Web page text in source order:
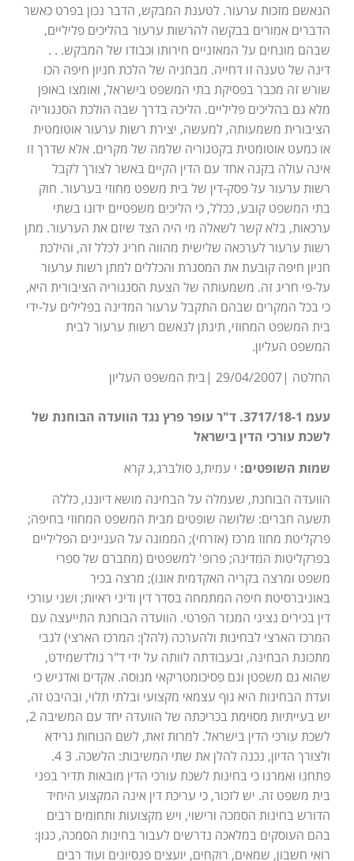
הנאשם מזכות ערעור. לטענת המבקש, הדבר נכון בפרט כאשר
הדברים אמורים בבקשה להרשות ערעור בהליכים פליליים,
שבהם מונחים על המאזניים חירותו וכבודו של המבקש. . .
דינה של טענה זו דחייה. מבחניה של הלכת חניון חיפה הכו
שורש זה מכבר בפסיקת בתי המשפט בישראל, ואומצו באופן
מלא גם בהליכים פליליים. הליכה בדרך שבה הולכת הסנגוריה
הציבורית משמעותה, למעשה, יצירת רשות ערעור אוטומטית
או כמעט אוטומטית בקטגוריה שלמה של מקרים. אלא שדרך זו
אינה עולה בקנה אחד עם הדין הקיים באשר לצורך לקבל
רשות ערעור על פסק-דין של בית משפט מחוזי בערעור. חוק
בתי המשפט קובע, ככלל, כי הליכים משפטיים ידונו בשתי
ערכאות, בלא קשר לשאלה מי היה הצד שיזם את הערעור. מתן
רשות ערעור לערכאה שלישית מהווה חריג לכלל זה, והילכת
חניון חיפה קובעת את המסגרת והכללים למתן רשות ערעור
על-פי חריג זה. משמעותה של הצעת הסנגוריה הציבורית היא,
כי בכל המקרים שבהם התקבל ערעור המדינה בפלילים על-ידי
בית המשפט המחוזי, תינתן לנאשם רשות ערעור לבית
המשפט העליון.
החלטה |29/04/2007 |בית המשפט העליון
עעמ 3717/18-1. ד"ר עופר פרץ נגד הוועדה הבוחנת של
לשכת עורכי הדין בישראל
שמות השופטים: י עמית,נ סולברג,ג קרא
הוועדה הבוחנת, שעמלה על הבחינה מושא דיוננו, כללה
תשעה חברים: שלושה שופטים מבית המשפט המחוזי בחיפה;
פרקליטת מחוז מרכז (אזרחי); הממונה על העניינים הפליליים
בפרקליטות המדינה; פרופ' למשפטים (מחברם של ספרי
משפט ומרצה בקריה האקדמית אונו); מרצה בכיר
באוניברסיטת חיפה המתמחה בסדר דין ודיני ראיות; ושני עורכי
דין בכירים נציגי המגזר הפרטי. הוועדה הבוחנת התייעצה עם
המרכז הארצי לבחינות ולהערכה (להלן: המרכז הארצי) לגבי
מתכונת הבחינה, ובעבודתה לוותה על ידי ד"ר גולדשמידט,
שהוא גם משפטן וגם פסיכומטריקאי מנוסה. אקדים ואדגיש כי
ועדת הבחינות היא גוף עצמאי מקצועי ובלתי תלוי, ובהיבט זה,
יש בעייתיות מסוימת בכריכתה של הוועדה יחד עם המשיבה 2,
לשכת עורכי הדין בישראל. למרות זאת, לשם הנוחות גרידא
ולצורך הדיון, נכנה להלן את שתי המשיבות: הלשכה. 3 4.
פתחנו ואמרנו כי בחינות לשכת עורכי הדין מובאות תדיר בפני
בית משפט זה. יש לזכור, כי עריכת דין אינה המקצוע היחיד
הדורש בחינות הסמכה ורישוי, ויש מקצועות ותחומים רבים
בהם העוסקים במלאכה נדרשים לעבור בחינות הסמכה, כגון:
רואי חשבון, שמאים, רוקחים, יועצים פנסיונים ועוד רבים